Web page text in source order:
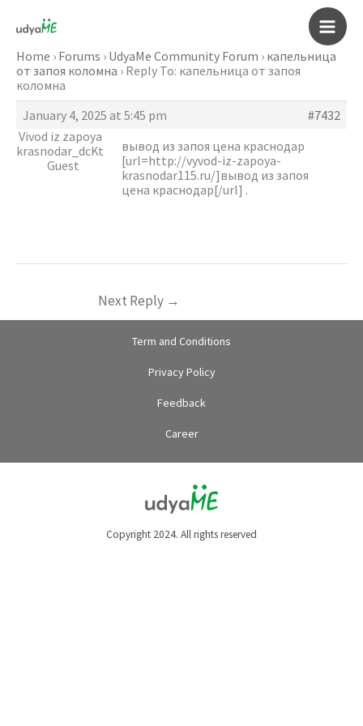
content
Main
Home › Forums › UdyaMe Community Forum › капельница
от запоя коломна › Reply To: капельница от запоя
коломна
January 4, 2025 at 5:45 pm
#7432
Vivod iz zapoya
krasnodar_dcKt
Guest
вывод из запоя цена краснодар
[url=http://vyvod-iz-zapoya-
krasnodar115.ru/]вывод из запоя
цена краснодар[/url] .
Next Reply →
Term and Conditions
Privacy Policy
Feedback
Career
Copyright 2024. All rights reserved